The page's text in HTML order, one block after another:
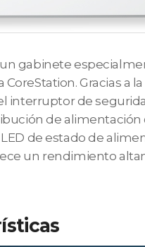
gabinete
CoreStation. Gracias a
interruptor de
de alimentación
de estado de
un rendimiento